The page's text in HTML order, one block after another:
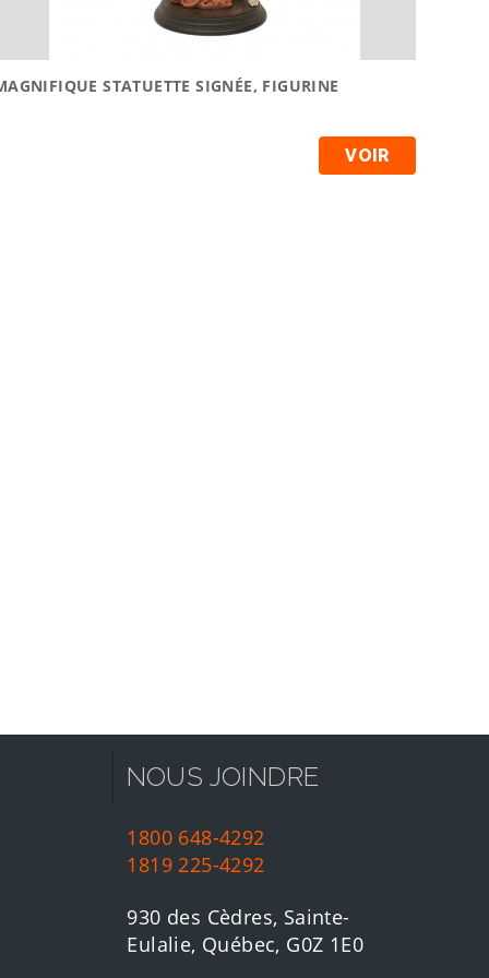
STATUETTE SIGNÉE, FIGURINE
VOIR
NOUS JOINDRE
1800 648-4292
1819 225-4292
930 des Cèdres, Sainte-
Eulalie, Québec, G0Z 1E0